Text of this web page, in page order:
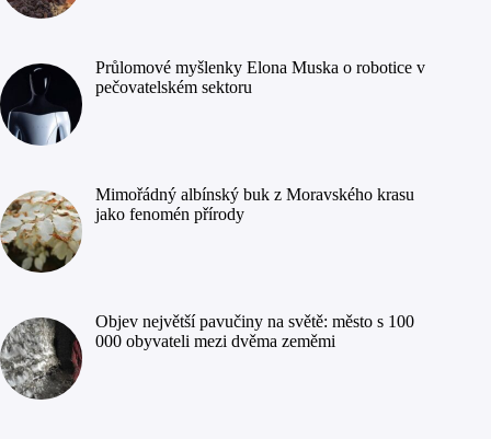
Průlomové myšlenky Elona Muska o robotice v
pečovatelském sektoru
Mimořádný albínský buk z Moravského krasu
jako fenomén přírody
Objev největší pavučiny na světě: město s 100
000 obyvateli mezi dvěma zeměmi